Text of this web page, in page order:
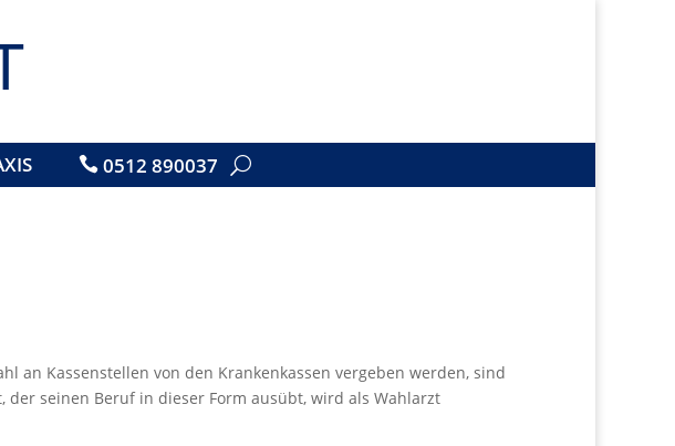
 0512 890037
an Kassenstellen von den Krankenkassen vergeben werden, sind
der seinen Beruf in dieser Form ausübt, wird als Wahlarzt